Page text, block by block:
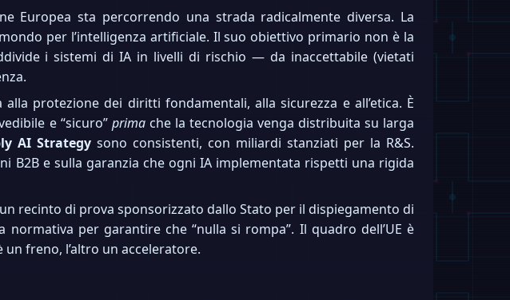
Europea sta percorrendo una strada radicalmente diversa. La
per l’intelligenza artificiale. Il suo obiettivo primario non è la
i sistemi di IA in livelli di rischio — da inaccettabile (vietati
protezione dei diritti fondamentali, alla sicurezza e all’etica. È
e “sicuro” primache la tecnologia venga distribuita su larga
AI Strategy sono consistenti, con miliardi stanziati per la R&S.
B2B e sulla garanzia che ogni IA implementata rispetti una rigida
recinto di prova sponsorizzato dallo Stato per il dispiegamento di
normativa per garantire che “nulla si rompa”. Il quadro dell’UE è
freno, l’altro un acceleratore.